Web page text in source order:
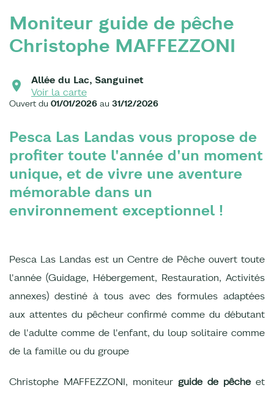
Moniteur guide de pêche
Christophe MAFFEZZONI
Allée du Lac, Sanguinet
Voir la carte
Ouvert du 01/01/2026 au 31/12/2026
Pesca Las Landas vous propose de
profiter toute l'année d'un moment
unique, et de vivre une aventure
mémorable dans un
environnement exceptionnel !
Pesca Las Landas est un Centre de Pêche ouvert toute
l'année (Guidage, Hébergement, Restauration, Activités
annexes) destiné à tous avec des formules adaptées
aux attentes du pêcheur confirmé comme du débutant
de l'adulte comme de l'enfant, du loup solitaire comme
de la famille ou du groupe
Christophe MAFFEZZONI, moniteur guide de pêcheet